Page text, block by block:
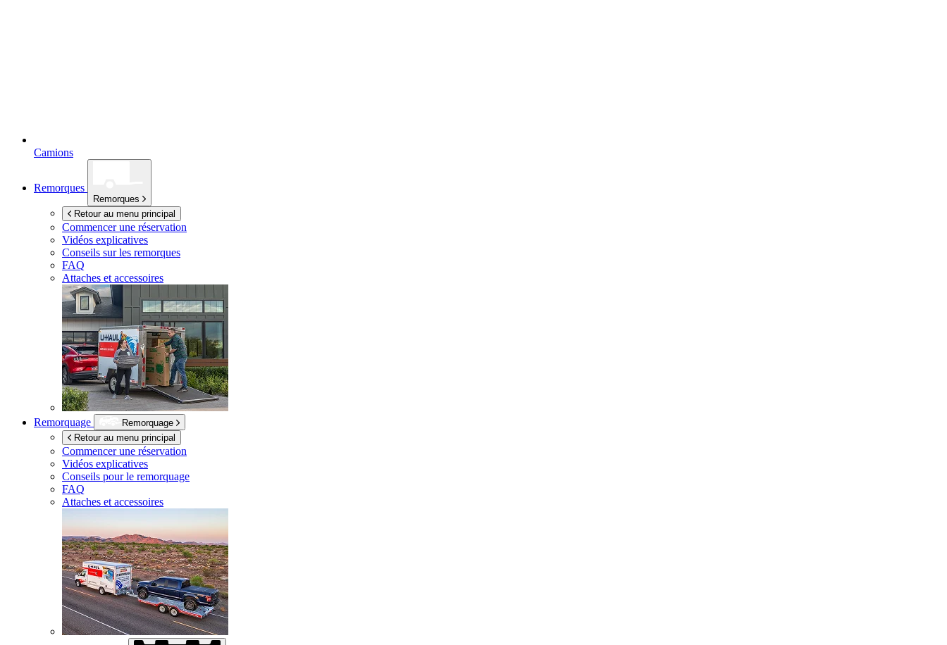
Camions
Remorques
Remorques
Retour au menu principal
Commencer une réservation
Vidéos explicatives
Conseils sur les remorques
FAQ
Attaches et accessoires
Remorquage
Remorquage
Retour au menu principal
Commencer une réservation
Vidéos explicatives
Conseils pour le remorquage
FAQ
Attaches et accessoires